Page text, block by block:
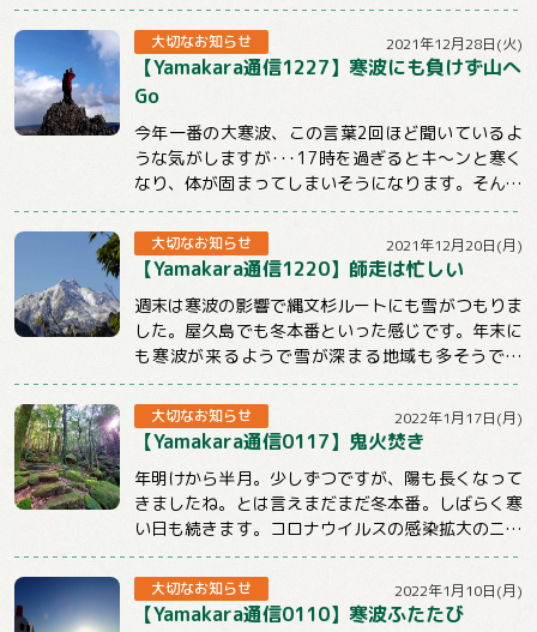
おります。引き続きYamakaraを...
大切なお知らせ 2021年12月28日(火)
【Yamakara通信1227】寒波にも負けず山へ
Go
今年一番の大寒波、この言葉2回ほど聞いているよ
うな気がしますが･･･17時を過ぎるとキ～ンと寒く
なり、体が固まってしまいそうになります。そんな
時こそ体を動かしてぽかぽかにしないとだめ...
大切なお知らせ 2021年12月20日(月)
【Yamakara通信1220】師走は忙しい
週末は寒波の影響で縄文杉ルートにも雪がつもりま
した。屋久島でも冬本番といった感じです。年末に
も寒波が来るようで雪が深まる地域も多そうです
ね。今週のメルマガはnewツアーや屋久島ツアー...
大切なお知らせ 2022年1月17日(月)
【Yamakara通信0117】鬼火焚き
年明けから半月。少しずつですが、陽も長くなって
きましたね。とは言えまだまだ冬本番。しばらく寒
い日も続きます。コロナウイルスの感染拡大のニュ
ースも気になる状況ですが、体調管理と感染対策...
大切なお知らせ 2022年1月10日(月)
【Yamakara通信0110】寒波ふたたび